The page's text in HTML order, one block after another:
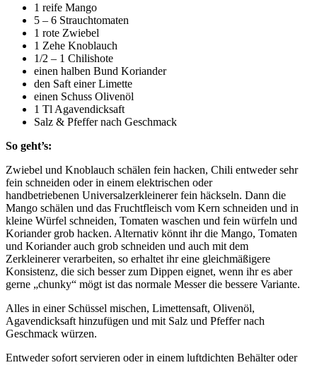
1 reife Mango
5 – 6 Strauchtomaten
1 rote Zwiebel
1 Zehe Knoblauch
1/2 – 1 Chilishote
einen halben Bund Koriander
den Saft einer Limette
einen Schuss Olivenöl
1 Tl Agavendicksaft
Salz & Pfeffer nach Geschmack
So geht’s:
Zwiebel und Knoblauch schälen fein hacken, Chili entweder sehr
fein schneiden oder in einem elektrischen oder
handbetriebenen Universalzerkleinerer fein häckseln. Dann die
Mango schälen und das Fruchtfleisch vom Kern schneiden und in
kleine Würfel schneiden, Tomaten waschen und fein würfeln und
Koriander grob hacken. Alternativ könnt ihr die Mango, Tomaten
und Koriander auch grob schneiden und auch mit dem
Zerkleinerer verarbeiten, so erhaltet ihr eine gleichmäßigere
Konsistenz, die sich besser zum Dippen eignet, wenn ihr es aber
gerne „chunky“ mögt ist das normale Messer die bessere Variante.
Alles in einer Schüssel mischen, Limettensaft, Olivenöl,
Agavendicksaft hinzufügen und mit Salz und Pfeffer nach
Geschmack würzen.
Entweder sofort servieren oder in einem luftdichten Behälter oder